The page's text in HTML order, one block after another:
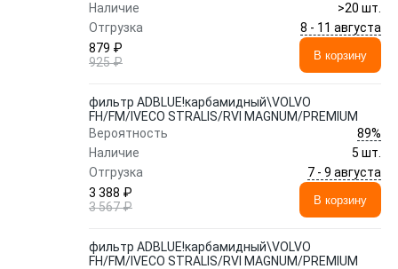
Наличие
>20 шт.
Отгрузка
8 - 11 августа
879 ₽
925 ₽
В корзину
фильтр ADBLUE!карбамидный\VOLVO
FH/FM/IVECO STRALIS/RVI MAGNUM/PREMIUM
Вероятность
89%
Наличие
5 шт.
Отгрузка
7 - 9 августа
3 388 ₽
3 567 ₽
В корзину
фильтр ADBLUE!карбамидный\VOLVO
FH/FM/IVECO STRALIS/RVI MAGNUM/PREMIUM